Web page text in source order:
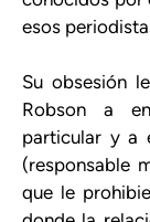
esos
Su obsesión
Robson a
particular y a
(responsable
que le